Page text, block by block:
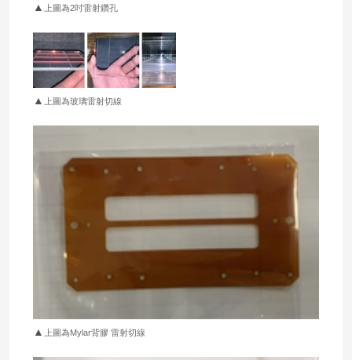
▲ 上圖為2吋雷射鑽孔
▲ 上圖為玻璃雷射切線
▲ 上圖為Mylar背膠 雷射切線